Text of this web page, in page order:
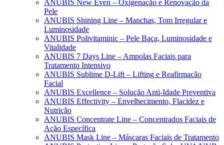
ANUBIS New Even – Oxigenação e Renovação da
Pele
ANUBIS Shining Line – Manchas, Tom Irregular e
Luminosidade
ANUBIS Polivitaminic – Pele Baça, Luminosidade e
Vitalidade
ANUBIS 7 Days Line – Ampolas Faciais para
Tratamento Intensivo
ANUBIS Sublime D-Lift – Lifting e Reafirmação
Facial
ANUBIS Excellence – Solução Anti-Idade Preventiva
ANUBIS Effectivity – Envelhecimento, Flacidez e
Nutrição
ANUBIS Concentrate Line – Concentrados Faciais de
Ação Específica
ANUBIS Mask Line – Máscaras Faciais de Tratamento